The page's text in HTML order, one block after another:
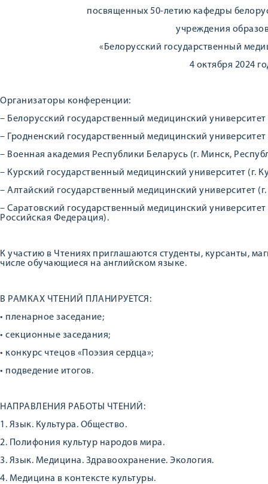
посвященных 50-летию кафедры
учреждения
«Белорусский государственный
4 октября 2024
Организаторы конференции:
– Белорусский государственный медицинский
– Гродненский государственный медицинский университет
– Военная академия Республики Беларусь (г. Минск,
– Курский государственный медицинский университет (г.
– Алтайский государственный медицинский университет
– Саратовский государственный медицинский
Российская Федерация).
К участию в Чтениях приглашаются студенты, курсанты,
числе обучающиеся на английском языке.
В РАМКАХ ЧТЕНИЙ ПЛАНИРУЕТСЯ:
• пленарное заседание;
• секционные заседания;
• конкурс чтецов «Поэзия сердца»;
• подведение итогов.
НАПРАВЛЕНИЯ РАБОТЫ ЧТЕНИЙ:
1. Язык. Культура. Общество.
2. Полифония культур народов мира.
3. Язык. Медицина. Здравоохранение. Экология.
4. Медицина в контексте культуры.